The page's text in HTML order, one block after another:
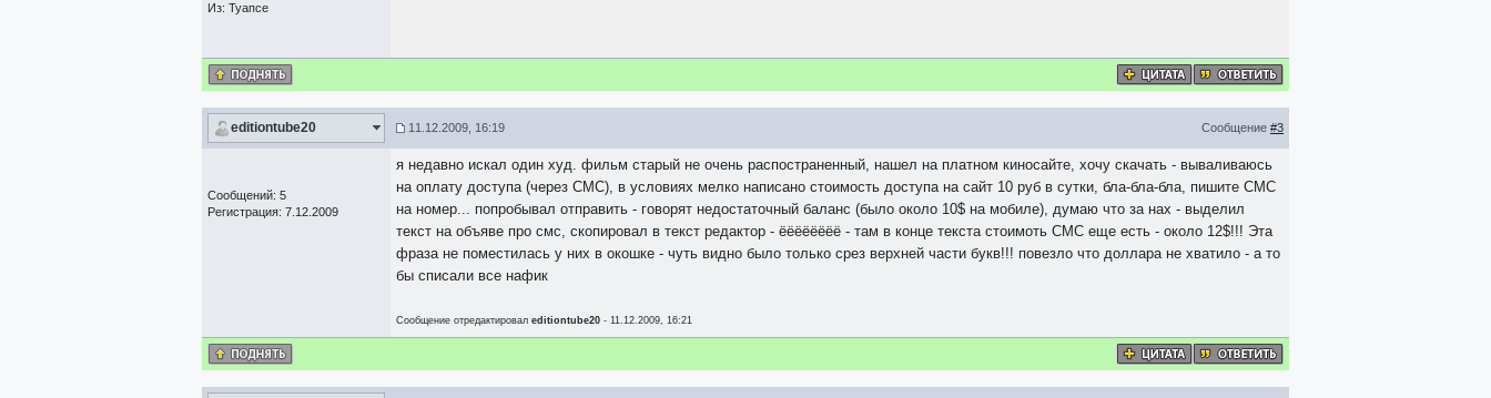
Из: Туапсе
editiontube20 11.12.2009, 16:19 Сообщение #3
Сообщений: 5
Регистрация: 7.12.2009
я недавно искал один худ. фильм старый не очень распостраненный, нашел на платном киносайте, хочу скачать - вываливаюсь
на оплату доступа (через СМС), в условиях мелко написано стоимость доступа на сайт 10 руб в сутки, бла-бла-бла, пишите СМС
на номер... попробывал отправить - говорят недостаточный баланс (было около 10$ на мобиле), думаю что за нах - выделил
текст на объяве про смс, скопировал в текст редактор - ёёёёёёёё - там в конце текста стоимоть СМС еще есть - около 12$!!! Эта
фраза не поместилась у них в окошке - чуть видно было только срез верхней части букв!!! повезло что доллара не хватило - а то
бы списали все нафик
Сообщение отредактировал editiontube20 - 11.12.2009, 16:21